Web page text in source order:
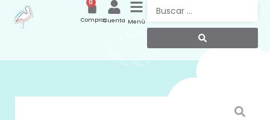
Menú
Cuenta
0
Compras